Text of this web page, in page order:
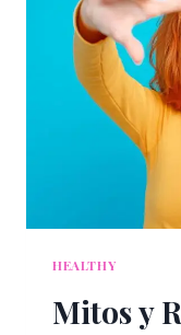
HEALTHY
Mitos y